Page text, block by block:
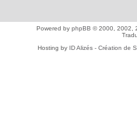
Powered by phpBB © 2000, 2002,
Hosting by ID Alizés - Création de